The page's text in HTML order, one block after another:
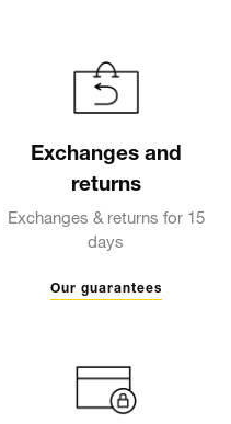
Exchanges and
returns
Exchanges & returns for 15
days
Our guarantees